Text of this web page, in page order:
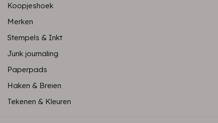
Koopjeshoek
Merken
Stempels & Inkt
Junk journaling
Paperpads
Haken & Breien
Tekenen & Kleuren